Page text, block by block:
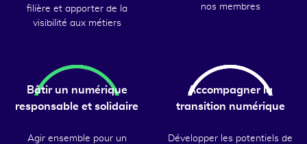
filière et apporter de la
visibilité aux métiers
nos membres
Bâtir un numérique
responsable et solidaire
Agir ensemble pour un
Accompagner la
transition numérique
Développer les potentiels de